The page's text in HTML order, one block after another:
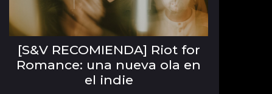
[S&V RECOMIENDA] Riot for
Romance: una nueva ola en
el indie